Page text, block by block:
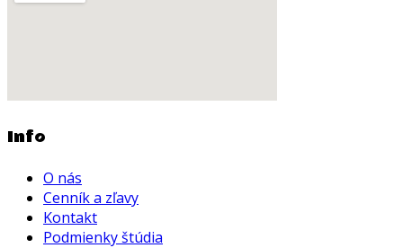
Info
O nás
Cenník a zľavy
Kontakt
Podmienky štúdia